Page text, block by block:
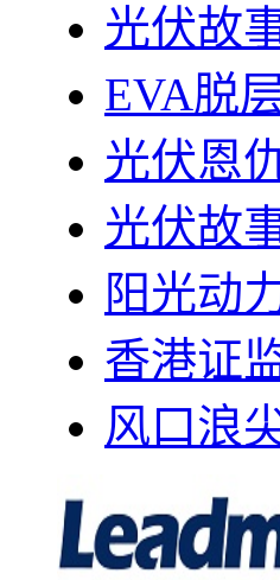
光伏故
EVA脱
光伏恩
光伏故
阳光动
香港证
风口浪